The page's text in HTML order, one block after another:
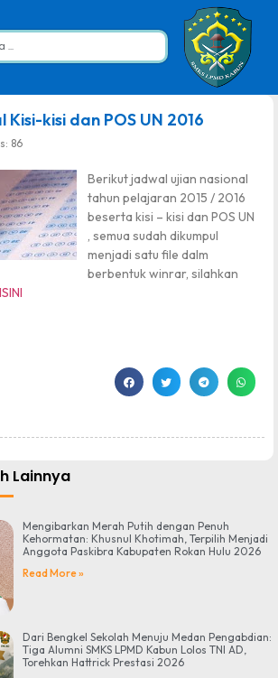
Kisi-kisi dan POS UN 2016
86
Berikut jadwal ujian nasional
tahun pelajaran 2015 / 2016
beserta kisi – kisi dan POS UN
, semua sudah dikumpul
menjadi satu file dalm
berbentuk winrar, silahkan
Lainnya
Mengibarkan Merah Putih dengan Penuh
Kehormatan: Khusnul Khotimah, Terpilih Menjadi
Anggota Paskibra Kabupaten Rokan Hulu 2026
Read More »
Dari Bengkel Sekolah Menuju Medan Pengabdian:
Tiga Alumni SMKS LPMD Kabun Lolos TNI AD,
Torehkan Hattrick Prestasi 2026